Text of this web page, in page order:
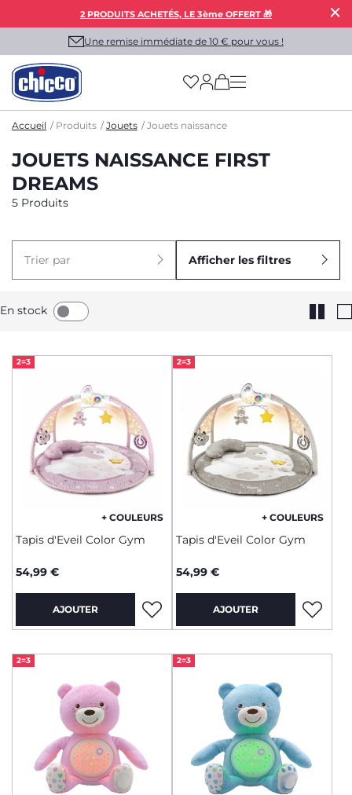
2 PRODUITS ACHETÉS, LE 3ème OFFERT 🎁
Une remise immédiate de 10 € pour vous !
(has more options
Accueil Produits Jouets Jouets naissance
JOUETS NAISSANCE FIRST
DREAMS
5 Produits
Trier par Afficher les filtres
En stock
2=3
+ COULEURS
Tapis d'Eveil Color Gym
54,99 €
AJOUTER
2=3
+ COULEURS
Tapis d'Eveil Color Gym
54,99 €
AJOUTER
2=3 2=3